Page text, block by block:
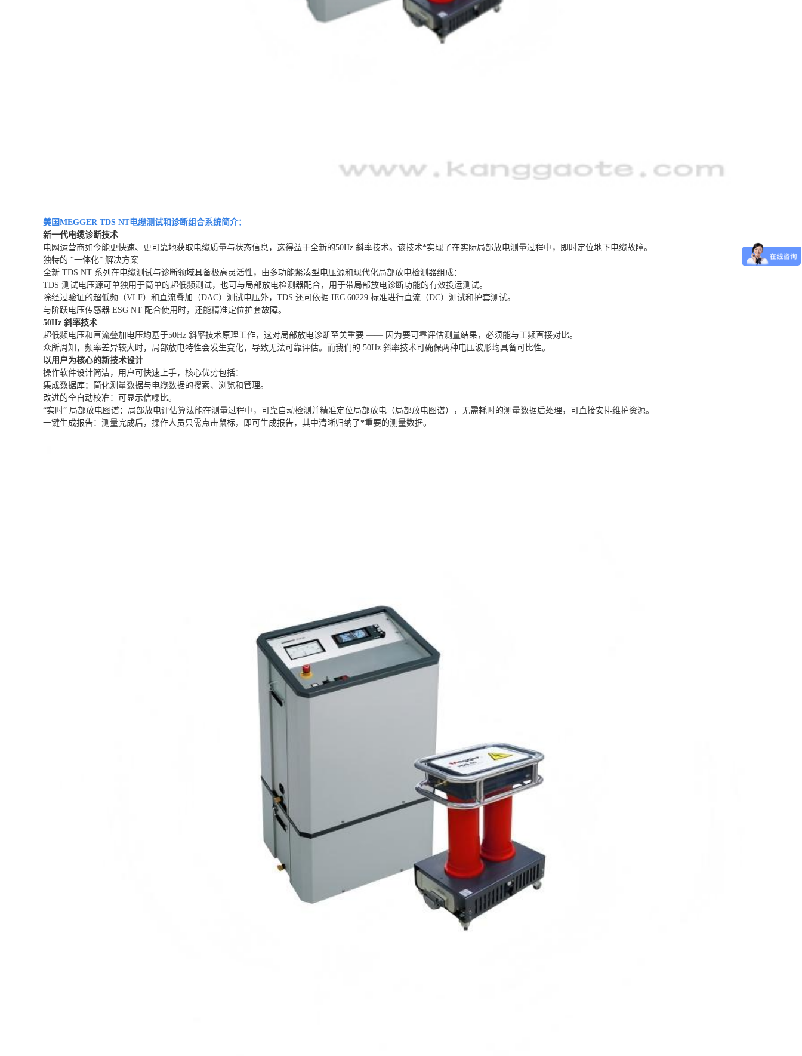
美国MEGGER TDS NT电缆测试和诊断组合系统简介：
新一代电缆诊断技术
电网运营商如今能更快速、更可靠地获取电缆质量与状态信息，这得益于全新的50Hz 斜率技术。该技术*实现了在实际局部放电测量过程中，即时定位地下电缆故障。
独特的 “一体化” 解决方案
全新 TDS NT 系列在电缆测试与诊断领域具备极高灵活性，由多功能紧凑型电压源和现代化局部放电检测器组成：
TDS 测试电压源可单独用于简单的超低频测试，也可与局部放电检测器配合，用于带局部放电诊断功能的有效投运测试。
除经过验证的超低频（VLF）和直流叠加（DAC）测试电压外，TDS 还可依据 IEC 60229 标准进行直流（DC）测试和护套测试。
与阶跃电压传感器 ESG NT 配合使用时，还能精准定位护套故障。
50Hz 斜率技术
超低频电压和直流叠加电压均基于50Hz 斜率技术原理工作，这对局部放电诊断至关重要 —— 因为要可靠评估测量结果，必须能与工频直接对比。
众所周知，频率差异较大时，局部放电特性会发生变化，导致无法可靠评估。而我们的 50Hz 斜率技术可确保两种电压波形均具备可比性。
以用户为核心的新技术设计
操作软件设计简洁，用户可快速上手，核心优势包括：
集成数据库：简化测量数据与电缆数据的搜索、浏览和管理。
改进的全自动校准：可显示信噪比。
“实时” 局部放电图谱：局部放电评估算法能在测量过程中，可靠自动检测并精准定位局部放电（局部放电图谱），无需耗时的测量数据后处理，可直接安排维护资源。
一键生成报告：测量完成后，操作人员只需点击鼠标，即可生成报告，其中清晰归纳了*重要的测量数据。